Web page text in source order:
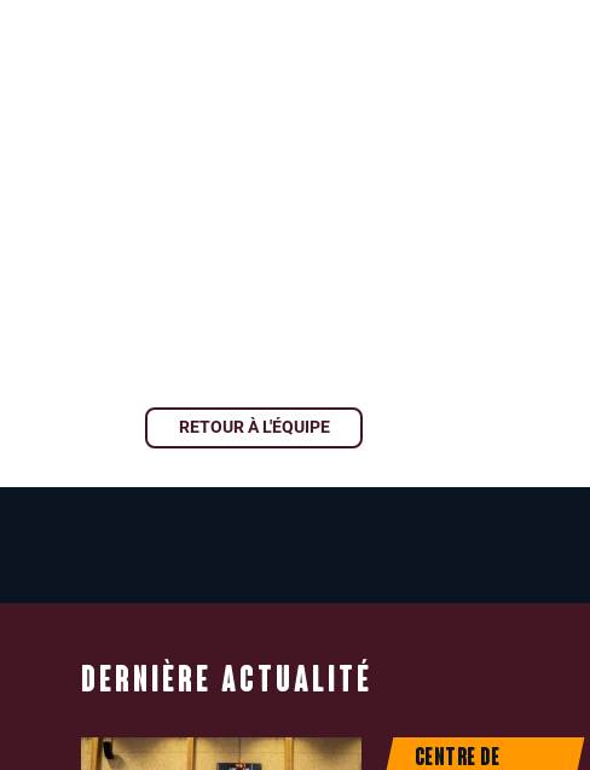
RETOUR À L'ÉQUIPE
DERNIÈRE ACTUALITÉ
CENTRE DE